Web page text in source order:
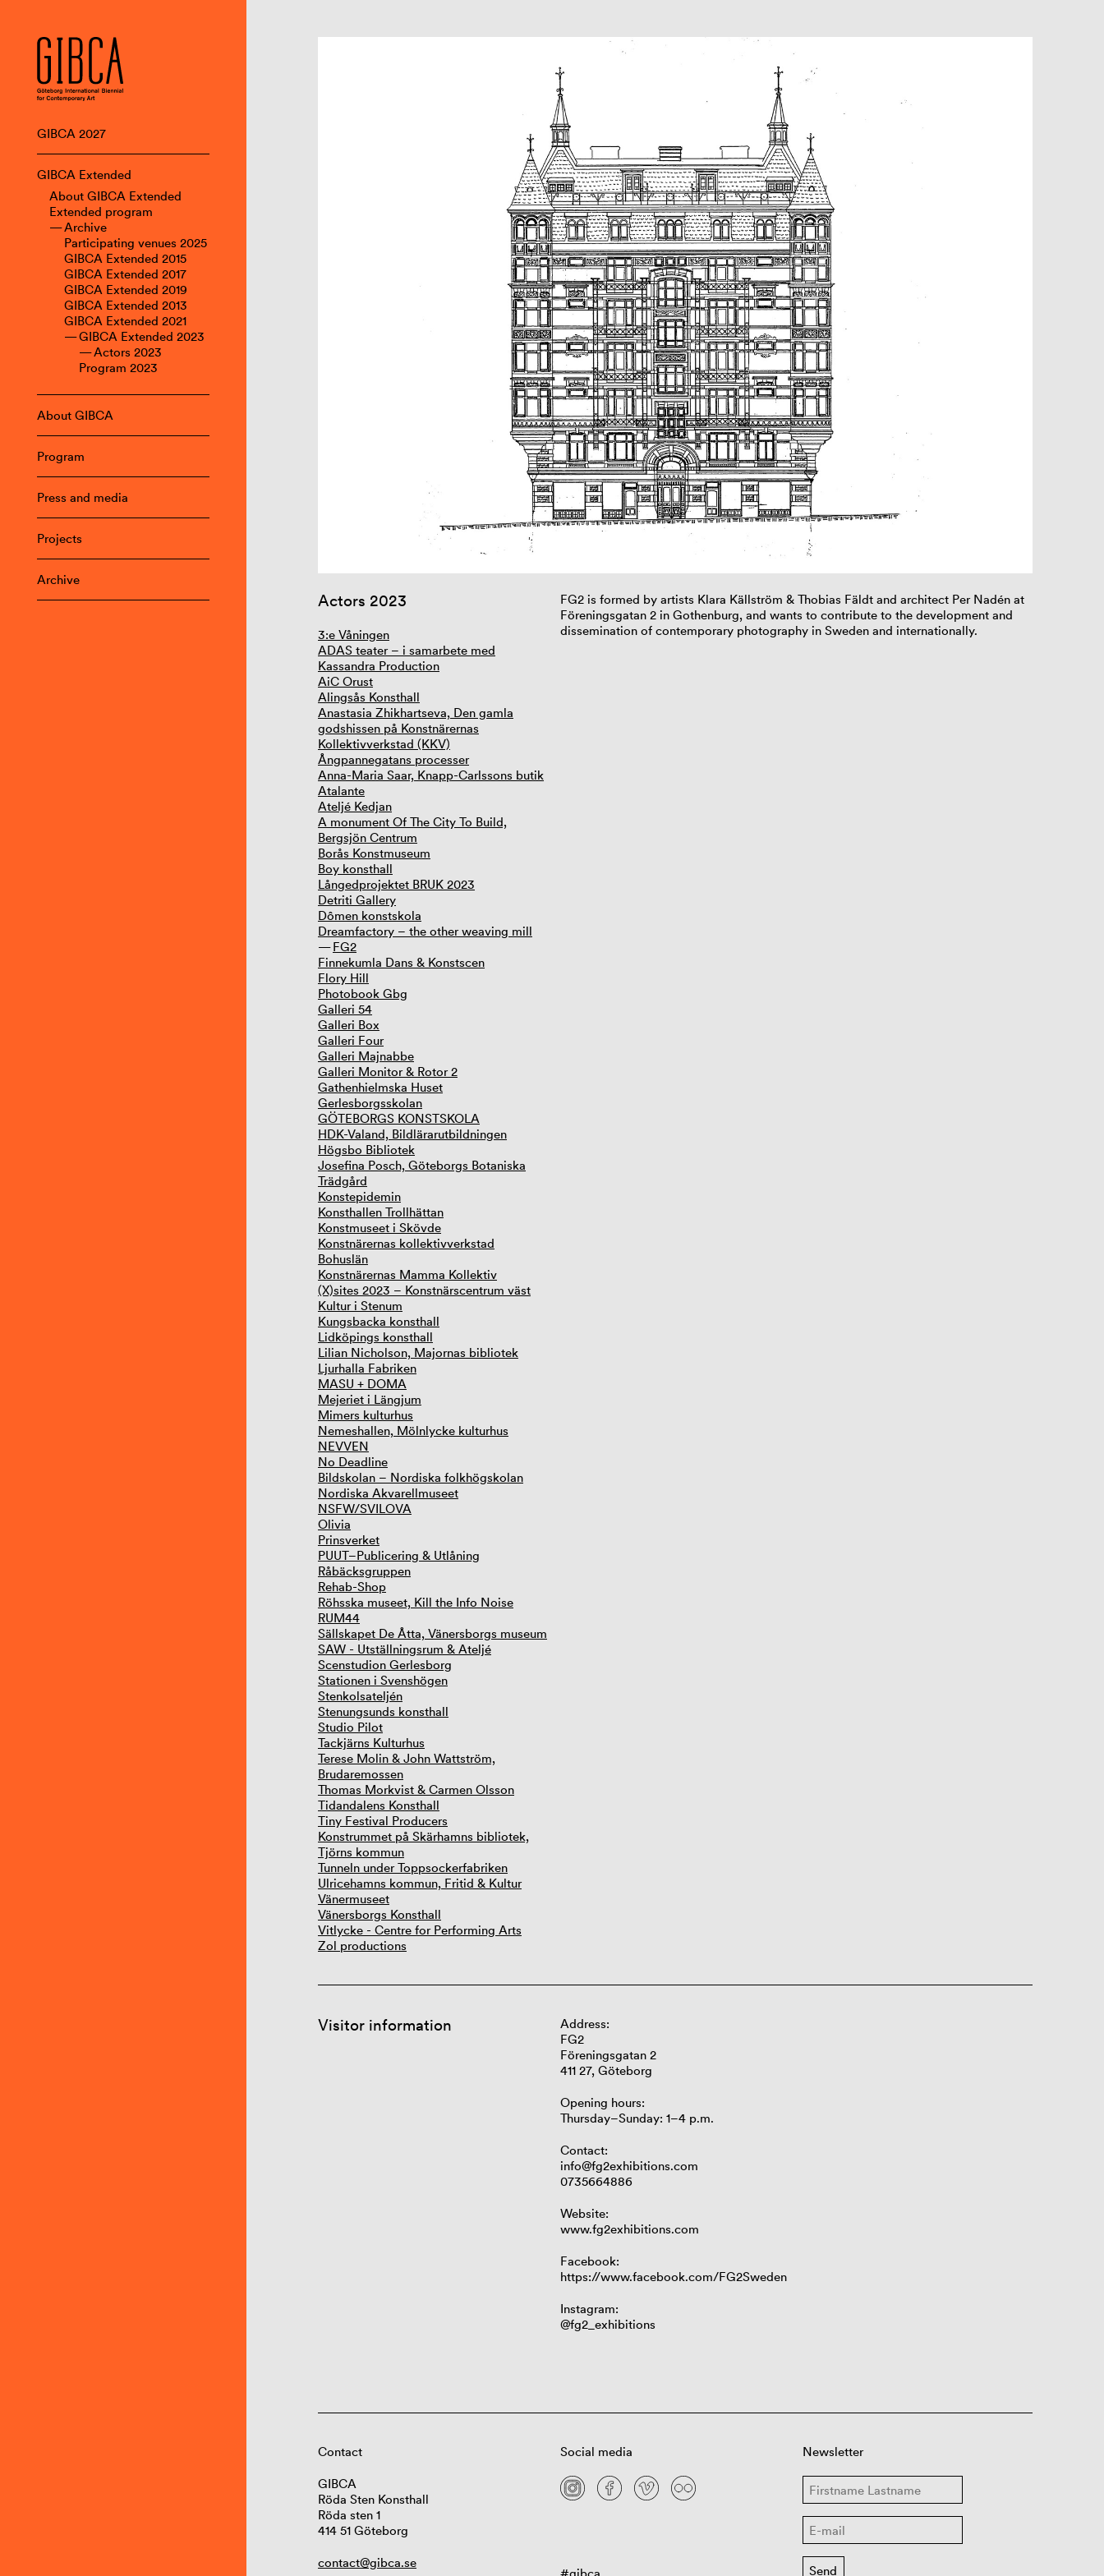
GIBCA 2027
GIBCA Extended
About GIBCA Extended
Extended program
Archive
Participating venues 2025
GIBCA Extended 2015
GIBCA Extended 2017
GIBCA Extended 2019
GIBCA Extended 2013
GIBCA Extended 2021
GIBCA Extended 2023
Actors 2023
Program 2023
About GIBCA
Program
Press and media
Projects
Archive
Actors 2023
3:e Våningen
ADAS teater – i samarbete med
Kassandra Production
AiC Orust
Alingsås Konsthall
Anastasia Zhikhartseva, Den gamla
godshissen på Konstnärernas
Kollektivverkstad (KKV)
Ångpannegatans processer
Anna-Maria Saar, Knapp-Carlssons butik
Atalante
Ateljé Kedjan
A monument Of The City To Build,
Bergsjön Centrum
Borås Konstmuseum
Boy konsthall
Långedprojektet BRUK 2023
Detriti Gallery
Dômen konstskola
Dreamfactory – the other weaving mill
FG2
Finnekumla Dans & Konstscen
Flory Hill
Photobook Gbg
Galleri 54
Galleri Box
Galleri Four
Galleri Majnabbe
Galleri Monitor & Rotor 2
Gathenhielmska Huset
Gerlesborgsskolan
GÖTEBORGS KONSTSKOLA
HDK-Valand, Bildlärarutbildningen
Högsbo Bibliotek
Josefina Posch, Göteborgs Botaniska
Trädgård
Konstepidemin
Konsthallen Trollhättan
Konstmuseet i Skövde
Konstnärernas kollektivverkstad
Bohuslän
Konstnärernas Mamma Kollektiv
(X)sites 2023 – Konstnärscentrum väst
Kultur i Stenum
Kungsbacka konsthall
Lidköpings konsthall
Lilian Nicholson, Majornas bibliotek
Ljurhalla Fabriken
MASU + DOMA
Mejeriet i Längjum
Mimers kulturhus
Nemeshallen, Mölnlycke kulturhus
NEVVEN
No Deadline
Bildskolan – Nordiska folkhögskolan
Nordiska Akvarellmuseet
NSFW/SVILOVA
Olivia
Prinsverket
PUUT–Publicering & Utlåning
Råbäcksgruppen
Rehab-Shop
Röhsska museet, Kill the Info Noise
RUM44
Sällskapet De Åtta, Vänersborgs museum
SAW - Utställningsrum & Ateljé
Scenstudion Gerlesborg
Stationen i Svenshögen
Stenkolsateljén
Stenungsunds konsthall
Studio Pilot
Tackjärns Kulturhus
Terese Molin & John Wattström,
Brudaremossen
Thomas Morkvist & Carmen Olsson
Tidandalens Konsthall
Tiny Festival Producers
Konstrummet på Skärhamns bibliotek,
Tjörns kommun
Tunneln under Toppsockerfabriken
Ulricehamns kommun, Fritid & Kultur
Vänermuseet
Vänersborgs Konsthall
Vitlycke - Centre for Performing Arts
Zol productions
FG2 is formed by artists Klara Källström & Thobias Fäldt and architect Per Nadén at
Föreningsgatan 2 in Gothenburg, and wants to contribute to the development and
dissemination of contemporary photography in Sweden and internationally.
Visitor information
Address:
FG2
Föreningsgatan 2
411 27, Göteborg
Opening hours:
Thursday–Sunday: 1–4 p.m.
Contact:
info@fg2exhibitions.com
0735664886
Website:
www.fg2exhibitions.com
Facebook:
https://www.facebook.com/FG2Sweden
Instagram:
@fg2_exhibitions
Contact
GIBCA
Röda Sten Konsthall
Röda sten 1
414 51 Göteborg
contact@gibca.se
Social media Newsletter